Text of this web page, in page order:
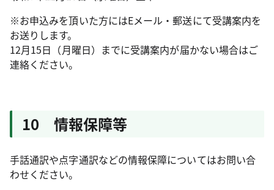
※お申込みを頂いた方にはEメール・郵送にて受講案内を
お送りします。
12月15日（月曜日）までに受講案内が届かない場合はご
連絡ください。
10 情報保障等
手話通訳や点字通訳などの情報保障についてはお問い合
わせください。